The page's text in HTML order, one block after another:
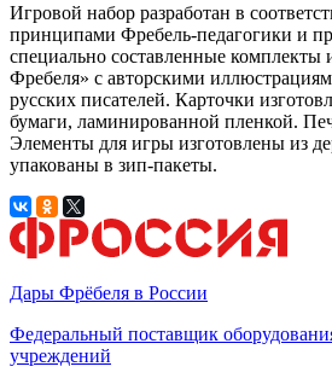
Игровой набор разработан в
принципами Фребель-педагогики и
специально составленные комплекты
Фребеля» с авторскими
русских писателей. Карточки
бумаги, ламинированной пленкой.
Элементы для игры изготовлены из
упакованы в зип-пакеты.
Дары Фрёбеля в России
Федеральный поставщик
учреждений